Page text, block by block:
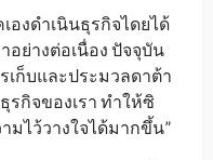
องดำเนินธุรกิจไดยได้
อย่างต่อเนื่อง ปัจจุบัน
เก็บและประมวลดาต้า
รกิจของเรา ทำให้ซิ
มไว้วางใจได้มากขึ้น”